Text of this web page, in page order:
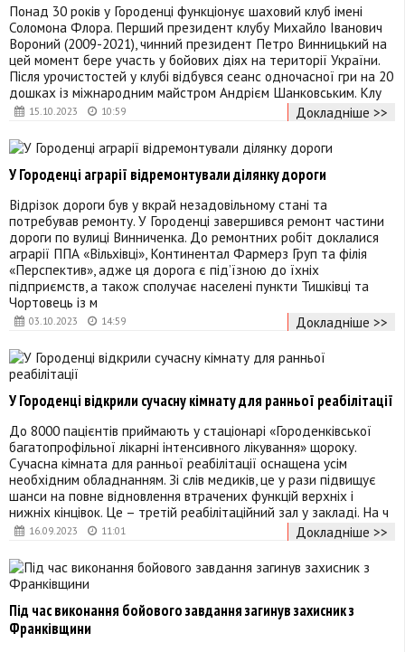
15.10.2023 10:59
Понад 30 років у Городенці функціонує шаховий клуб імені
Соломона Флора. Перший президент клубу Михайло Іванович
Вороний (2009-2021), чинний президент Петро Винницький на
цей момент бере участь у бойових діях на території України.
Після урочистостей у клубі відбувся сеанс одночасної гри на 20
дошках із міжнародним майстром Андрієм Шанковським. Клу
Докладніше >>
03.10.2023 14:59
У Городенці аграрії відремонтували ділянку дороги
Відрізок дороги був у вкрай незадовільному стані та
потребував ремонту. У Городенці завершився ремонт частини
дороги по вулиці Винниченка. До ремонтних робіт доклалися
аграрії ППА «Вільхівці», Континентал Фармерз Груп та філія
«Перспектив», адже ця дорога є під’їзною до їхніх
підприємств, а також сполучає населені пункти Тишківці та
Чортовець із м
Докладніше >>
16.09.2023 11:01
У Городенці відкрили сучасну кімнату для ранньої реабілітації
До 8000 пацієнтів приймають у стаціонарі «Городенківської
багатопрофільної лікарні інтенсивного лікування» щороку.
Сучасна кімната для ранньої реабілітації оснащена усім
необхідним обладнанням. Зі слів медиків, це у рази підвищує
шанси на повне відновлення втрачених функцій верхніх і
нижніх кінцівок. Це – третій реабілітаційний зал у закладі. На ч
Докладніше >>
Під час виконання бойового завдання загинув захисник з
Франківщини